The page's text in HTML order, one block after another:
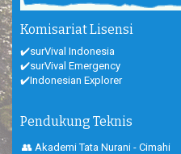
Komisariat Lisensi
✔️surVival Indonesia
✔️surVival Emergency
✔️Indonesian Explorer
Pendukung Teknis
👥 Akademi Tata Nurani - Cimahi